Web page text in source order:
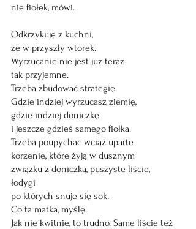
nie fiołek, mówi.
Odkrzykuję z kuchni,
że w przyszły wtorek.
Wyrzucanie nie jest już teraz
tak przyjemne.
Trzeba zbudować strategię.
Gdzie indziej wyrzucasz ziemię,
gdzie indziej doniczkę
i jeszcze gdzieś samego fiołka.
Trzeba poupychać wciąż uparte
korzenie, które żyją w dusznym
związku z doniczką, puszyste liście,
łodygi
po których snuje się sok.
Co ta matka, myślę.
Jak nie kwitnie, to trudno. Same liście też